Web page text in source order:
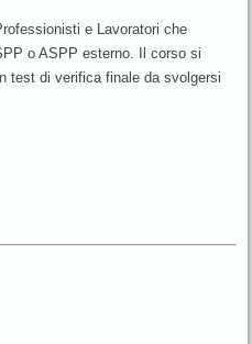
e Lavoratori che
o ASPP esterno. Il corso si
test di verifica finale da svolgersi